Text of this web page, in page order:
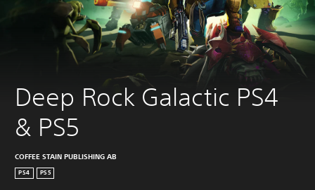
Deep Rock Galactic PS4
& PS5
COFFEE STAIN PUBLISHING AB
PS4 PS5